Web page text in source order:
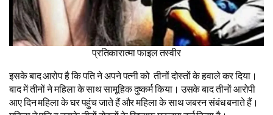
प्रतिकारात्मा फाइल तस्वीर
इसके बाद आरोप है कि पति ने अपने पत्नी को तीनों दोस्तों के हवाले कर दिया।
बाद में तीनों ने महिला के साथ सामूहिक दुष्कर्म किया। उसके बाद तीनों आरोपी
आए दिन महिला के घर पहुंच जाते हैं और महिला के साथ जबरन संबंध बनाते हैं।